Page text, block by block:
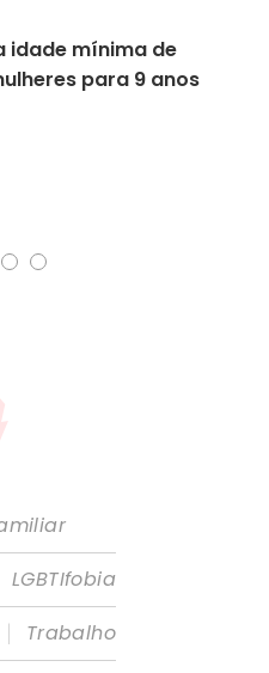
idade mínima de
para 9 anos
LGBTIfobia
|
Trabalho